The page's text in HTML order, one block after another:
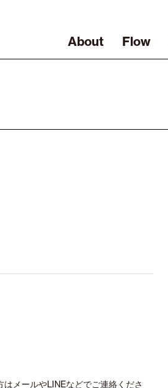
About Flow
メールやLINEなどでご連絡くださ